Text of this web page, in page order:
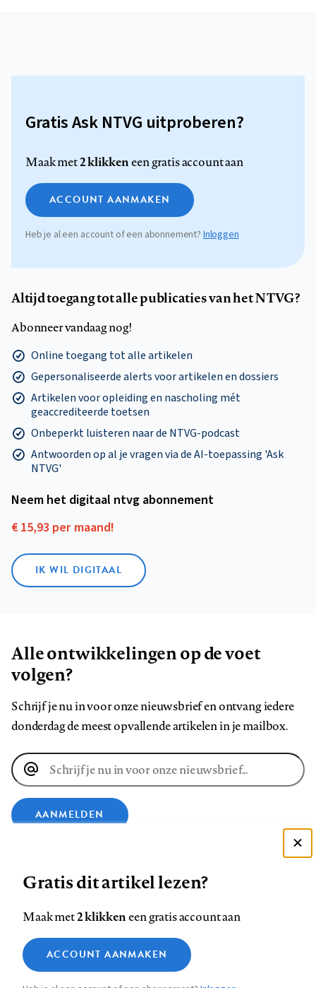
Gratis Ask NTVG uitproberen?
Maak met2 klikkeneen gratis account aan
ACCOUNT AANMAKEN
Heb je al een account of een abonnement?Inloggen
Altijd toegang tot alle publicaties van het NTVG?
Abonneer vandaag nog!
Online toegang tot alle artikelen
Gepersonaliseerde alerts voor artikelen en dossiers
Artikelen voor opleiding en nascholing mét
geaccrediteerde toetsen
Onbeperkt luisteren naar de NTVG-podcast
Antwoorden op al je vragen via de AI-toepassing 'Ask
NTVG'
Neem het digitaal ntvg abonnement
€ 15,93 per maand!
IK WIL DIGITAAL
Alle ontwikkelingen op de voet
volgen?
Schrijf je nu in voor onze nieuwsbrief en ontvang iedere
donderdag de meest opvallende artikelen in je mailbox.
E-
mailadres
AANMELDEN
op
Facebook
op
LinkedIn
op
Bluesky
ons
op
InstagramYouTube
Footer
Contact Colofon Disclaimer Privacy
Medische vragen verdienen
betrouwbare antwoorden
Zie onze cookie policy
Analytische cookies
Gratis dit artikel lezen?
Maak met2 klikkeneen gratis account aan
ACCOUNT AANMAKEN